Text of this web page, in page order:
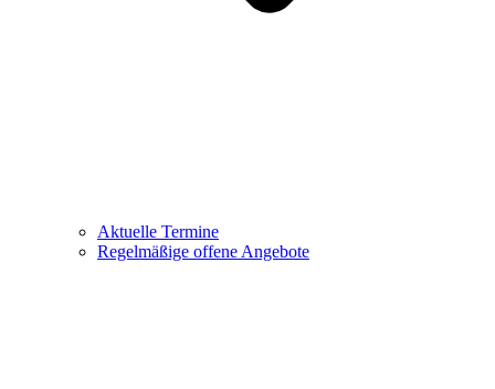
Aktuelle Termine
Regelmäßige offene Angebote